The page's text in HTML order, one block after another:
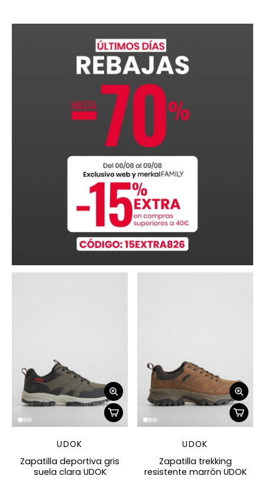
UDOK
Zapatilla deportiva gris
suela clara UDOK
UDOK
Zapatilla trekking
resistente marrón UDOK